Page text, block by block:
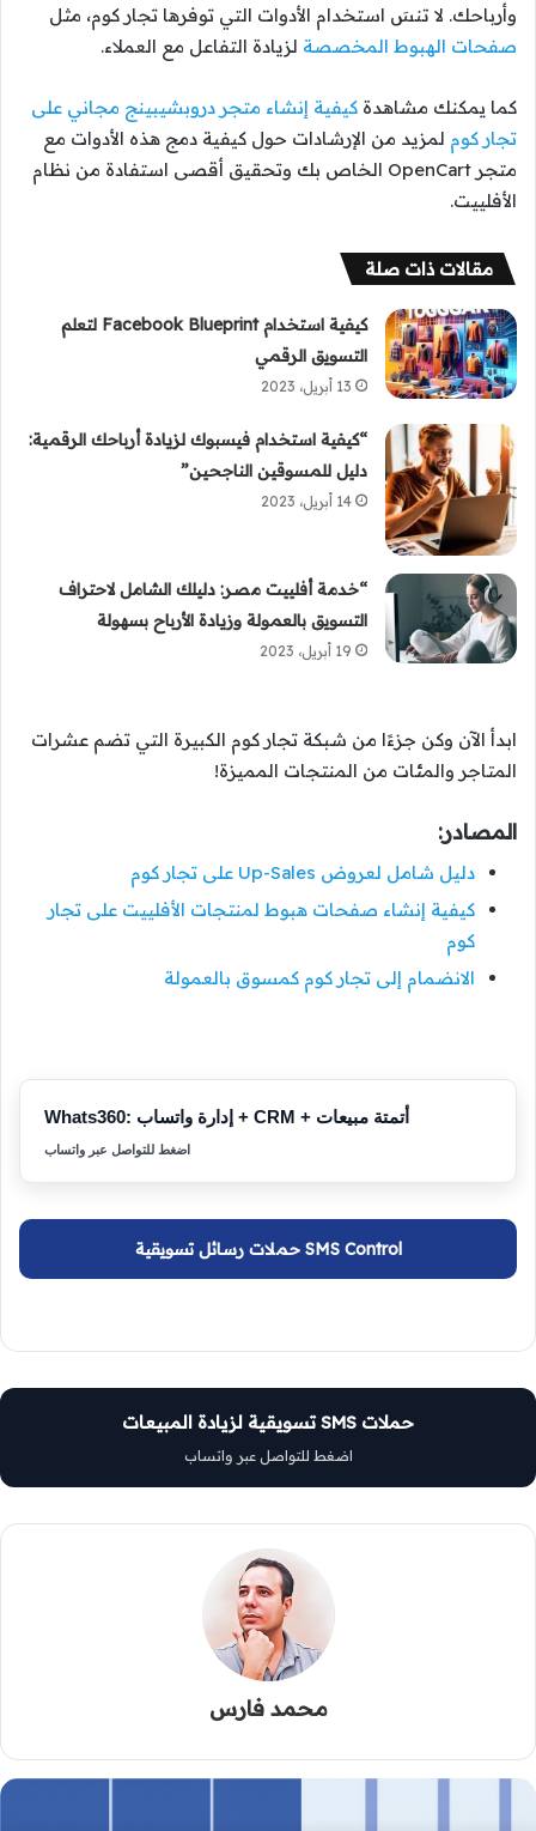
وأرباحك. لا تنسَ استخدام الأدوات التي توفرها تجار كوم، مثل
صفحات الهبوط المخصصة لزيادة التفاعل مع العملاء.
كما يمكنك مشاهدة كيفية إنشاء متجر دروبشيبينج مجاني على
تجار كوم لمزيد من الإرشادات حول كيفية دمج هذه الأدوات مع
متجر OpenCart الخاص بك وتحقيق أقصى استفادة من نظام
الأفلييت.
مقالات ذات صلة
كيفية استخدام Facebook Blueprint لتعلم
التسويق الرقمي
13 أبريل، 2023
“كيفية استخدام فيسبوك لزيادة أرباحك الرقمية:
دليل للمسوقين الناجحين”
14 أبريل، 2023
“خدمة أفلييت مصر: دليلك الشامل لاحتراف
التسويق بالعمولة وزيادة الأرباح بسهولة
19 أبريل، 2023
ابدأ الآن وكن جزءًا من شبكة تجار كوم الكبيرة التي تضم عشرات
المتاجر والمئات من المنتجات المميزة!
المصادر:
دليل شامل لعروض Up-Sales على تجار كوم
كيفية إنشاء صفحات هبوط لمنتجات الأفلييت على تجار
كوم
الانضمام إلى تجار كوم كمسوق بالعمولة
Whats360: إدارة واتساب + CRM + أتمتة مبيعات
اضغط للتواصل عبر واتساب
SMS Control حملات رسائل تسويقية
حملات SMS تسويقية لزيادة المبيعات
اضغط للتواصل عبر واتساب
محمد فارس